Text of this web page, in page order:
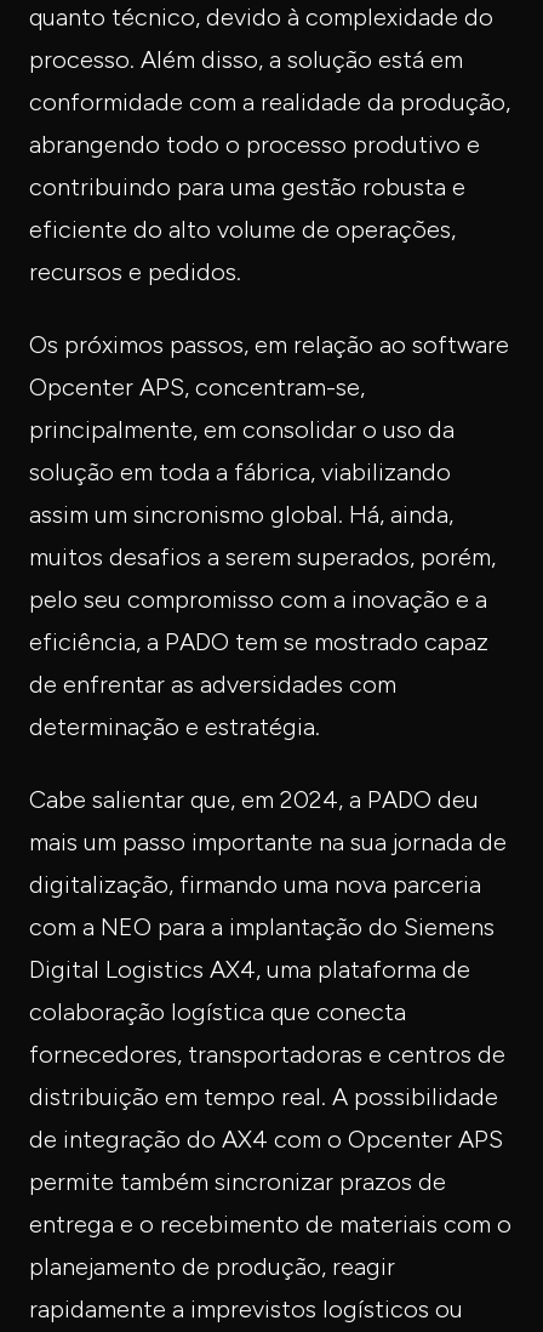
quanto técnico, devido à complexidade do
processo. Além disso, a solução está em
conformidade com a realidade da produção,
abrangendo todo o processo produtivo e
contribuindo para uma gestão robusta e
eficiente do alto volume de operações,
recursos e pedidos.
Os próximos passos, em relação ao software
Opcenter APS, concentram-se,
principalmente, em consolidar o uso da
solução em toda a fábrica, viabilizando
assim um sincronismo global. Há, ainda,
muitos desafios a serem superados, porém,
pelo seu compromisso com a inovação e a
eficiência, a PADO tem se mostrado capaz
de enfrentar as adversidades com
determinação e estratégia.
Cabe salientar que, em 2024, a PADO deu
mais um passo importante na sua jornada de
digitalização, firmando uma nova parceria
com a NEO para a implantação do Siemens
Digital Logistics AX4, uma plataforma de
colaboração logística que conecta
fornecedores, transportadoras e centros de
distribuição em tempo real. A possibilidade
de integração do AX4 com o Opcenter APS
permite também sincronizar prazos de
entrega e o recebimento de materiais com o
planejamento de produção, reagir
rapidamente a imprevistos logísticos ou